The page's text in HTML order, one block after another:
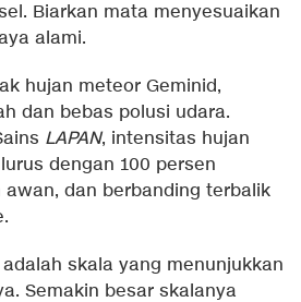
Biarkan mata menyesuaikan
alami.
hujan meteor Geminid,
dan bebas polusi udara.
LAPAN, intensitas hujan
dengan 100 persen
dan berbanding terbalik
skala yang menunjukkan
Semakin besar skalanya